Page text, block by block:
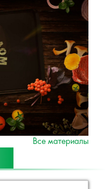
Все материалы